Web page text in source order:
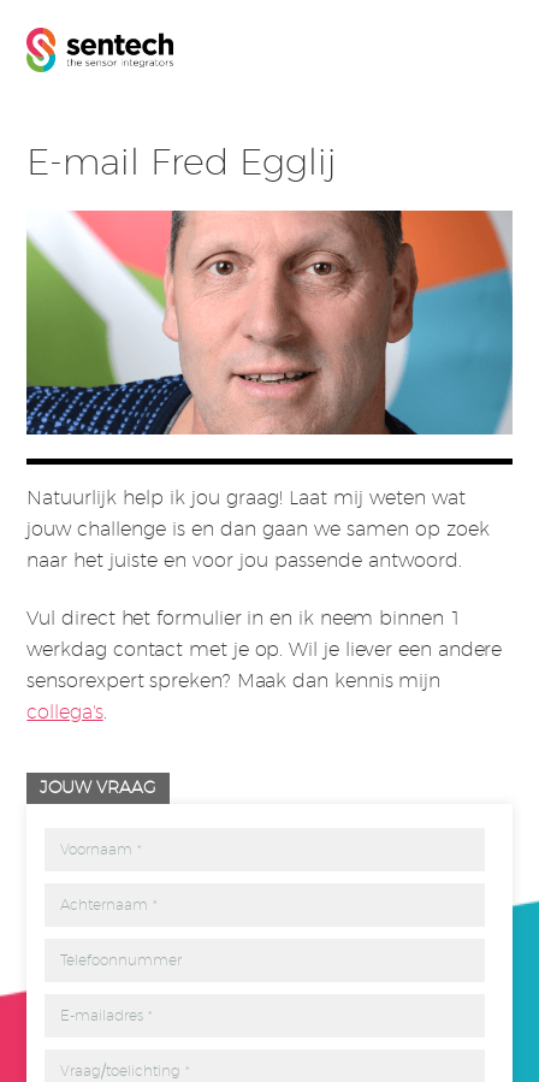
E-mail Fred Egglij
Natuurlijk help ik jou graag! Laat mij weten wat
jouw challenge is en dan gaan we samen op zoek
naar het juiste en voor jou passende antwoord.
Vul direct het formulier in en ik neem binnen 1
werkdag contact met je op. Wil je liever een andere
sensorexpert spreken? Maak dan kennis mijn
collega's.
JOUW VRAAG